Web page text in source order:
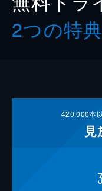
2つの特典
420,000本
見